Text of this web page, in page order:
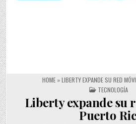
HOME»LIBERTY EXPANDE SU RED
POSTED IN
TECNOLOGÍA
Liberty expande su
Puerto